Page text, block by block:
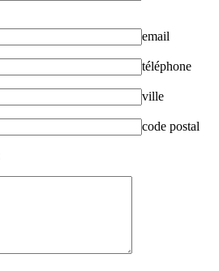
email
téléphone
ville
code postal